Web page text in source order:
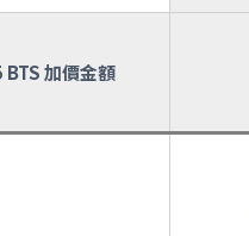
BTS 加價金額